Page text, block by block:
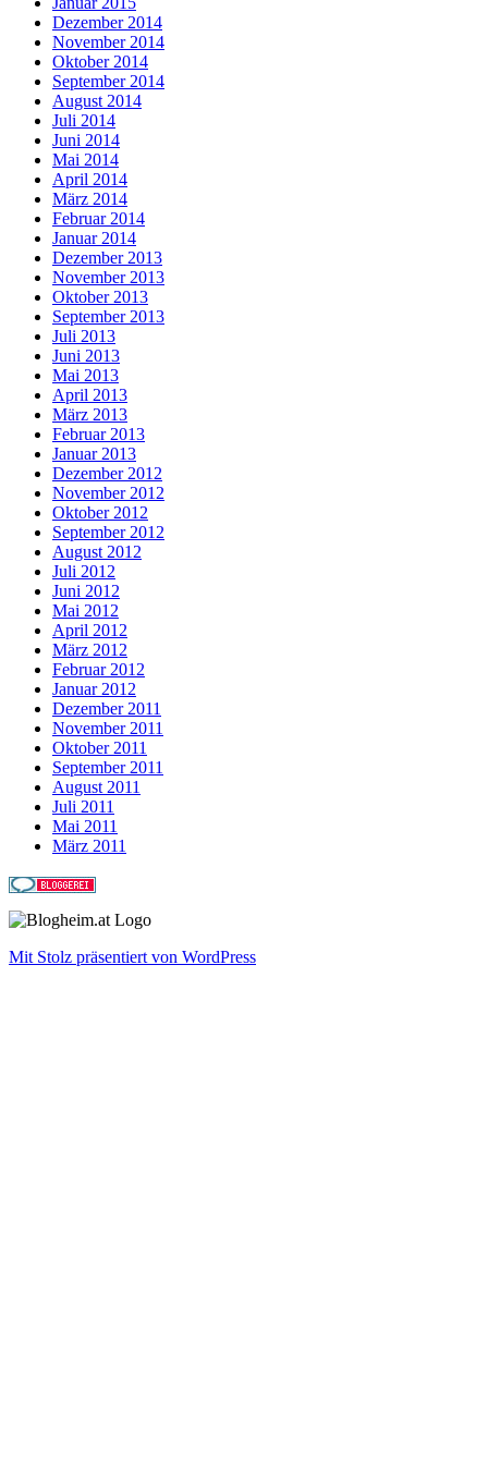
Dezember 2014
November 2014
Oktober 2014
September 2014
August 2014
Juli 2014
Juni 2014
Mai 2014
April 2014
März 2014
Februar 2014
Januar 2014
Dezember 2013
November 2013
Oktober 2013
September 2013
Juli 2013
Juni 2013
Mai 2013
April 2013
März 2013
Februar 2013
Januar 2013
Dezember 2012
November 2012
Oktober 2012
September 2012
August 2012
Juli 2012
Juni 2012
Mai 2012
April 2012
März 2012
Februar 2012
Januar 2012
Dezember 2011
November 2011
Oktober 2011
September 2011
August 2011
Juli 2011
Mai 2011
März 2011
Mit Stolz präsentiert von WordPress